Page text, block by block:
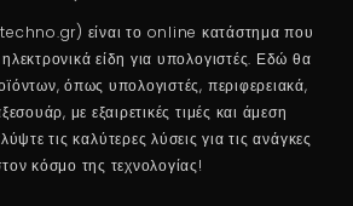
είναι το online κατάστημα που
είδη για υπολογιστές. Εδώ θα
όπως υπολογιστές, περιφερειακά,
με εξαιρετικές τιμές και άμεση
τις καλύτερες λύσεις για τις ανάγκες
κόσμο της τεχνολογίας!